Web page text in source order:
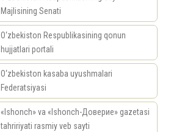
Majlisining Senati
O‘zbekiston Respublikasining qonun
hujjatlari portali
O‘zbekiston kasaba uyushmalari
Federatsiyasi
«Ishonch» va «Ishonch-Доверие» gazetasi
tahririyati rasmiy veb sayti